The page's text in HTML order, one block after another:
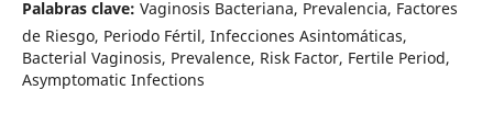
Palabras clave: Vaginosis Bacteriana, Prevalencia, Factores
de Riesgo, Periodo Fértil, Infecciones Asintomáticas,
Bacterial Vaginosis, Prevalence, Risk Factor, Fertile Period,
Asymptomatic Infections